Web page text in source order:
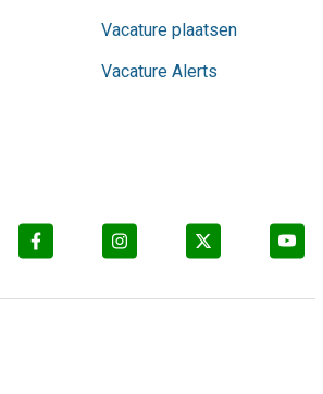
Vacature plaatsen
Vacature Alerts